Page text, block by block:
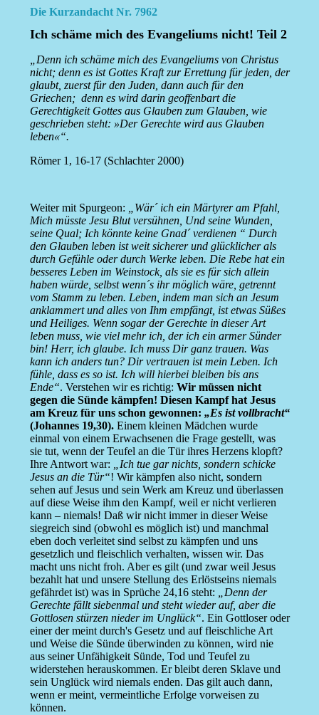
Die Kurzandacht Nr. 7962
Ich schäme mich des Evangeliums nicht! Teil 2
„Denn ich schäme mich des Evangeliums von Christus
nicht; denn es ist Gottes Kraft zur Errettung für jeden, der
glaubt, zuerst für den Juden, dann auch für den
Griechen; denn es wird darin geoffenbart die
Gerechtigkeit Gottes aus Glauben zum Glauben, wie
geschrieben steht: »Der Gerechte wird aus Glauben
leben«“.
Römer 1, 16-17 (Schlachter 2000)
Weiter mit Spurgeon:
„Wär´ ich ein Märtyrer am Pfahl,
Mich müsste Jesu Blut versühnen, Und seine Wunden,
seine Qual; Ich könnte keine Gnad´ verdienen “ Durch
den Glauben leben ist weit sicherer und glücklicher als
durch Gefühle oder durch Werke leben. Die Rebe hat ein
besseres Leben im Weinstock, als sie es für sich allein
haben würde, selbst wenn´s ihr möglich wäre, getrennt
vom Stamm zu leben. Leben, indem man sich an Jesum
anklammert und alles von Ihm empfängt, ist etwas Süßes
und Heiliges. Wenn sogar der Gerechte in dieser Art
leben muss, wie viel mehr ich, der ich ein armer Sünder
bin! Herr, ich glaube. Ich muss Dir ganz trauen. Was
kann ich anders tun? Dir vertrauen ist mein Leben. Ich
fühle, dass es so ist. Ich will hierbei bleiben bis ans
Ende“. Verstehen wir es richtig: Wir müssen nicht
gegen die Sünde kämpfen! Diesen Kampf hat Jesus
am Kreuz für uns schon gewonnen: „Es ist vollbracht“
(Johannes 19,30).Einem kleinen Mädchen wurde
einmal von einem Erwachsenen die Frage gestellt, was
sie tut, wenn der Teufel an die Tür ihres Herzens klopft?
Ihre Antwort war:
„Ich tue gar nichts, sondern schicke
Jesus an die Tür“! Wir kämpfen also nicht, sondern
sehen auf Jesus und sein Werk am Kreuz und überlassen
auf diese Weise ihm den Kampf, weil er nicht verlieren
kann – niemals! Daß wir nicht immer in dieser Weise
siegreich sind (obwohl es möglich ist) und manchmal
eben doch verleitet sind selbst zu kämpfen und uns
gesetzlich und fleischlich verhalten, wissen wir. Das
macht uns nicht froh. Aber es gilt (und zwar weil Jesus
bezahlt hat und unsere Stellung des Erlöstseins niemals
gefährdet ist) was in Sprüche 24,16 steht:
„Denn der
Gerechte fällt siebenmal und steht wieder auf, aber die
Gottlosen stürzen nieder im Unglück“. Ein Gottloser oder
einer der meint durch's Gesetz und auf fleischliche Art
und Weise die Sünde überwinden zu können, wird nie
aus seiner Unfähigkeit Sünde, Tod und Teufel zu
widerstehen herauskommen. Er bleibt deren Sklave und
sein Unglück wird niemals enden. Das gilt auch dann,
wenn er meint, vermeintliche Erfolge vorweisen zu
können.